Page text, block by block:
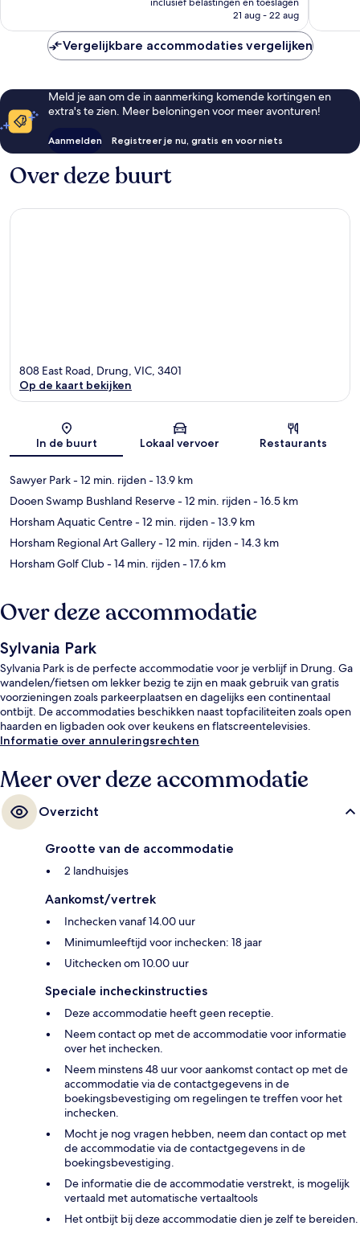
is
21 aug - 22 aug
Vergelijkbare accommodaties vergelijken
Meld je aan om de in aanmerking komende kortingen en
extra's te zien. Meer beloningen voor meer avonturen!
Aanmelden Registreer je nu, gratis en voor niets
Over deze buurt
Kaart
808 East Road, Drung, VIC, 3401
Op de kaart bekijken
In de buurt Lokaal vervoer Restaurants
Sawyer Park- 12 min. rijden- 13.9 km
Dooen Swamp Bushland Reserve- 12 min. rijden- 16.5 km
Horsham Aquatic Centre- 12 min. rijden- 13.9 km
Horsham Regional Art Gallery- 12 min. rijden- 14.3 km
Horsham Golf Club- 14 min. rijden- 17.6 km
Over deze accommodatie
Sylvania Park
Sylvania Park is de perfecte accommodatie voor je verblijf in Drung. Ga
wandelen/fietsen om lekker bezig te zijn en maak gebruik van gratis
voorzieningen zoals parkeerplaatsen en dagelijks een continentaal
ontbijt. De accommodaties beschikken naast topfaciliteiten zoals open
haarden en ligbaden ook over keukens en flatscreentelevisies.
Informatie over annuleringsrechten
Meer over deze accommodatie
Overzicht
Grootte van de accommodatie
2 landhuisjes
Aankomst/vertrek
Inchecken vanaf 14.00 uur
Minimumleeftijd voor inchecken: 18 jaar
Uitchecken om 10.00 uur
Speciale incheckinstructies
Deze accommodatie heeft geen receptie.
Neem contact op met de accommodatie voor informatie
over het inchecken.
Neem minstens 48 uur voor aankomst contact op met de
accommodatie via de contactgegevens in de
boekingsbevestiging om regelingen te treffen voor het
inchecken.
Mocht je nog vragen hebben, neem dan contact op met
de accommodatie via de contactgegevens in de
boekingsbevestiging.
De informatie die de accommodatie verstrekt, is mogelijk
vertaald met automatische vertaaltools
Het ontbijt bij deze accommodatie dien je zelf te bereiden.